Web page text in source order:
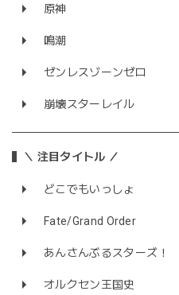
原神
鳴潮
ゼンレスゾーンゼロ
崩壊スターレイル
＼ 注目タイトル ／
どこでもいっしょ
Fate/Grand Order
あんさんぶるスターズ！
オルクセン王国史